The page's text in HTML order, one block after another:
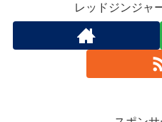
レッドジンジャ